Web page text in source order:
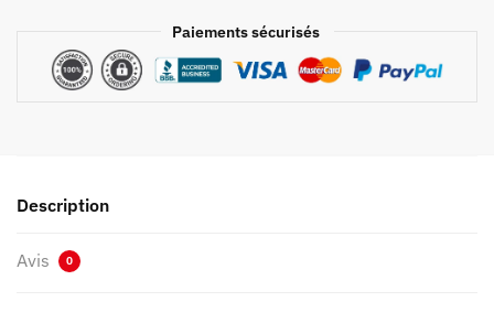
Paiements sécurisés
Description
Avis 0